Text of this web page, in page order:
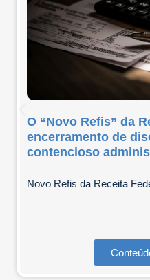
O “Novo Refis” da
encerramento de
contencioso
Novo Refis da Receita